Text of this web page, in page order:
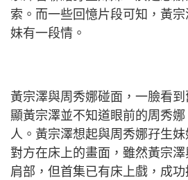
索。而一些回憶片段可知，黃
妹有一段情。
黃宗澤與周秀娜碰面，一臉看
顯黃宗澤並不知道眼前的周秀
人。黃宗澤想起與周秀娜孖生
對方在床上的畫面，雖然黃宗
肩部，但首集已有床上戲，成